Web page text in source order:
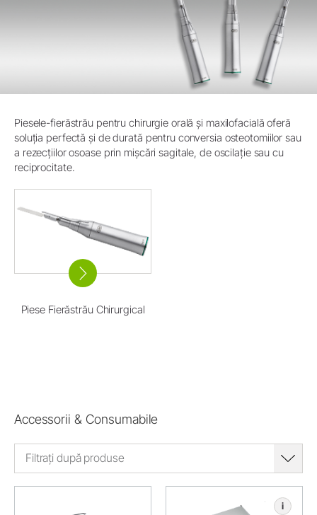
Piesele-fierăstrău pentru chirurgie orală și maxilofacială oferă
soluția perfectă și de durată pentru conversia osteotomiilor sau
a rezecțiilor osoase prin mișcări sagitale, de oscilație sau cu
reciprocitate.
Piese Fierăstrău Chirurgical
Accessorii & Consumabile
Filtrați după produse
i